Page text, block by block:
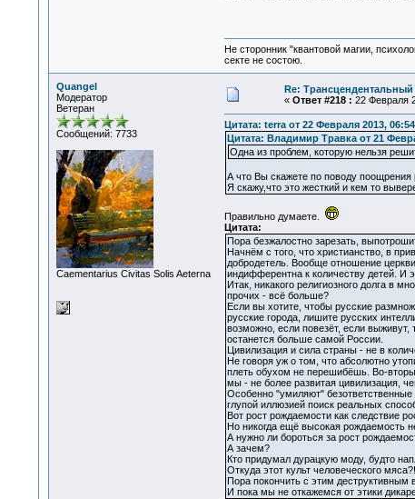
Не сторонник "квантовой магии,
секте не состою.
Quangel
Модератор
Ветеран
Сообщений: 7733
Сaementarius Civitas Solis Aeterna
Re: Трансцендентальный
« Ответ #218 : 22 Февраля
Цитата: terra от 22 Февраля 2013,
Цитата: Владимир Травка от 21
Одна из проблем, которую нельзя
А что Вы скажете по поводу поощрения
Я скажу,что это жесткий и кем то
Правильно думаете.
Цитата:
Пора безжалостно зарезать,
Начнём с того, что христианство, в
добродетель. Вообще отношение
индифферентна к количеству детей. И
Итак, никакого религиозного долга в
прочих - всё больше?
Если вы хотите, чтобы русские
русские города, лишите русских
возможно, если повезёт, если выживут,
останется больше самой России.
Цивилизация и сила страны - не в
Не говоря уж о том, что абсолютно
плеть обухом не перешибёшь. Во-
мы - не более развитая цивилизация,
Особенно "умиляют"
глупой иллюзией поиск реальных
Вот рост рождаемости как следствие
Но никогда ещё высокая рождаемость
А нужно ли бороться за рост
А зачем?
Кто придумал дурацкую моду, будто
Откуда этот культ человеческого мяса?!
Пора покончить с этим деструктивным
И пока мы не откажемся от этики